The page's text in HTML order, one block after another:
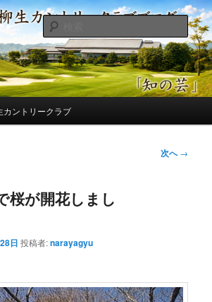
ントリークラブ総支配人
出来事、コースの改修・更新作業、ゴルフに関する随
ぐれに発信します。
検
索
カントリークラブ
次へ→
桜が開花しまし
日 投稿者:narayagyu